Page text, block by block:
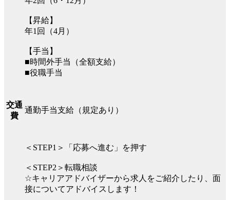
【昇給】
年1回（4月）
【手当】
■時間外手当（全額支給）
■役職手当
交通
費
通勤手当支給（規定あり）
＜STEP1＞「応募へ進む」を押す
＜STEP2＞転職相談
☆キャリアアドバイザーから求人をご紹介したり、面
接についてアドバイスします！